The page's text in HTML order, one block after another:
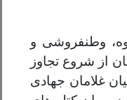
وطنفروشی و
از شروع تجاوز
غلامان جهادی